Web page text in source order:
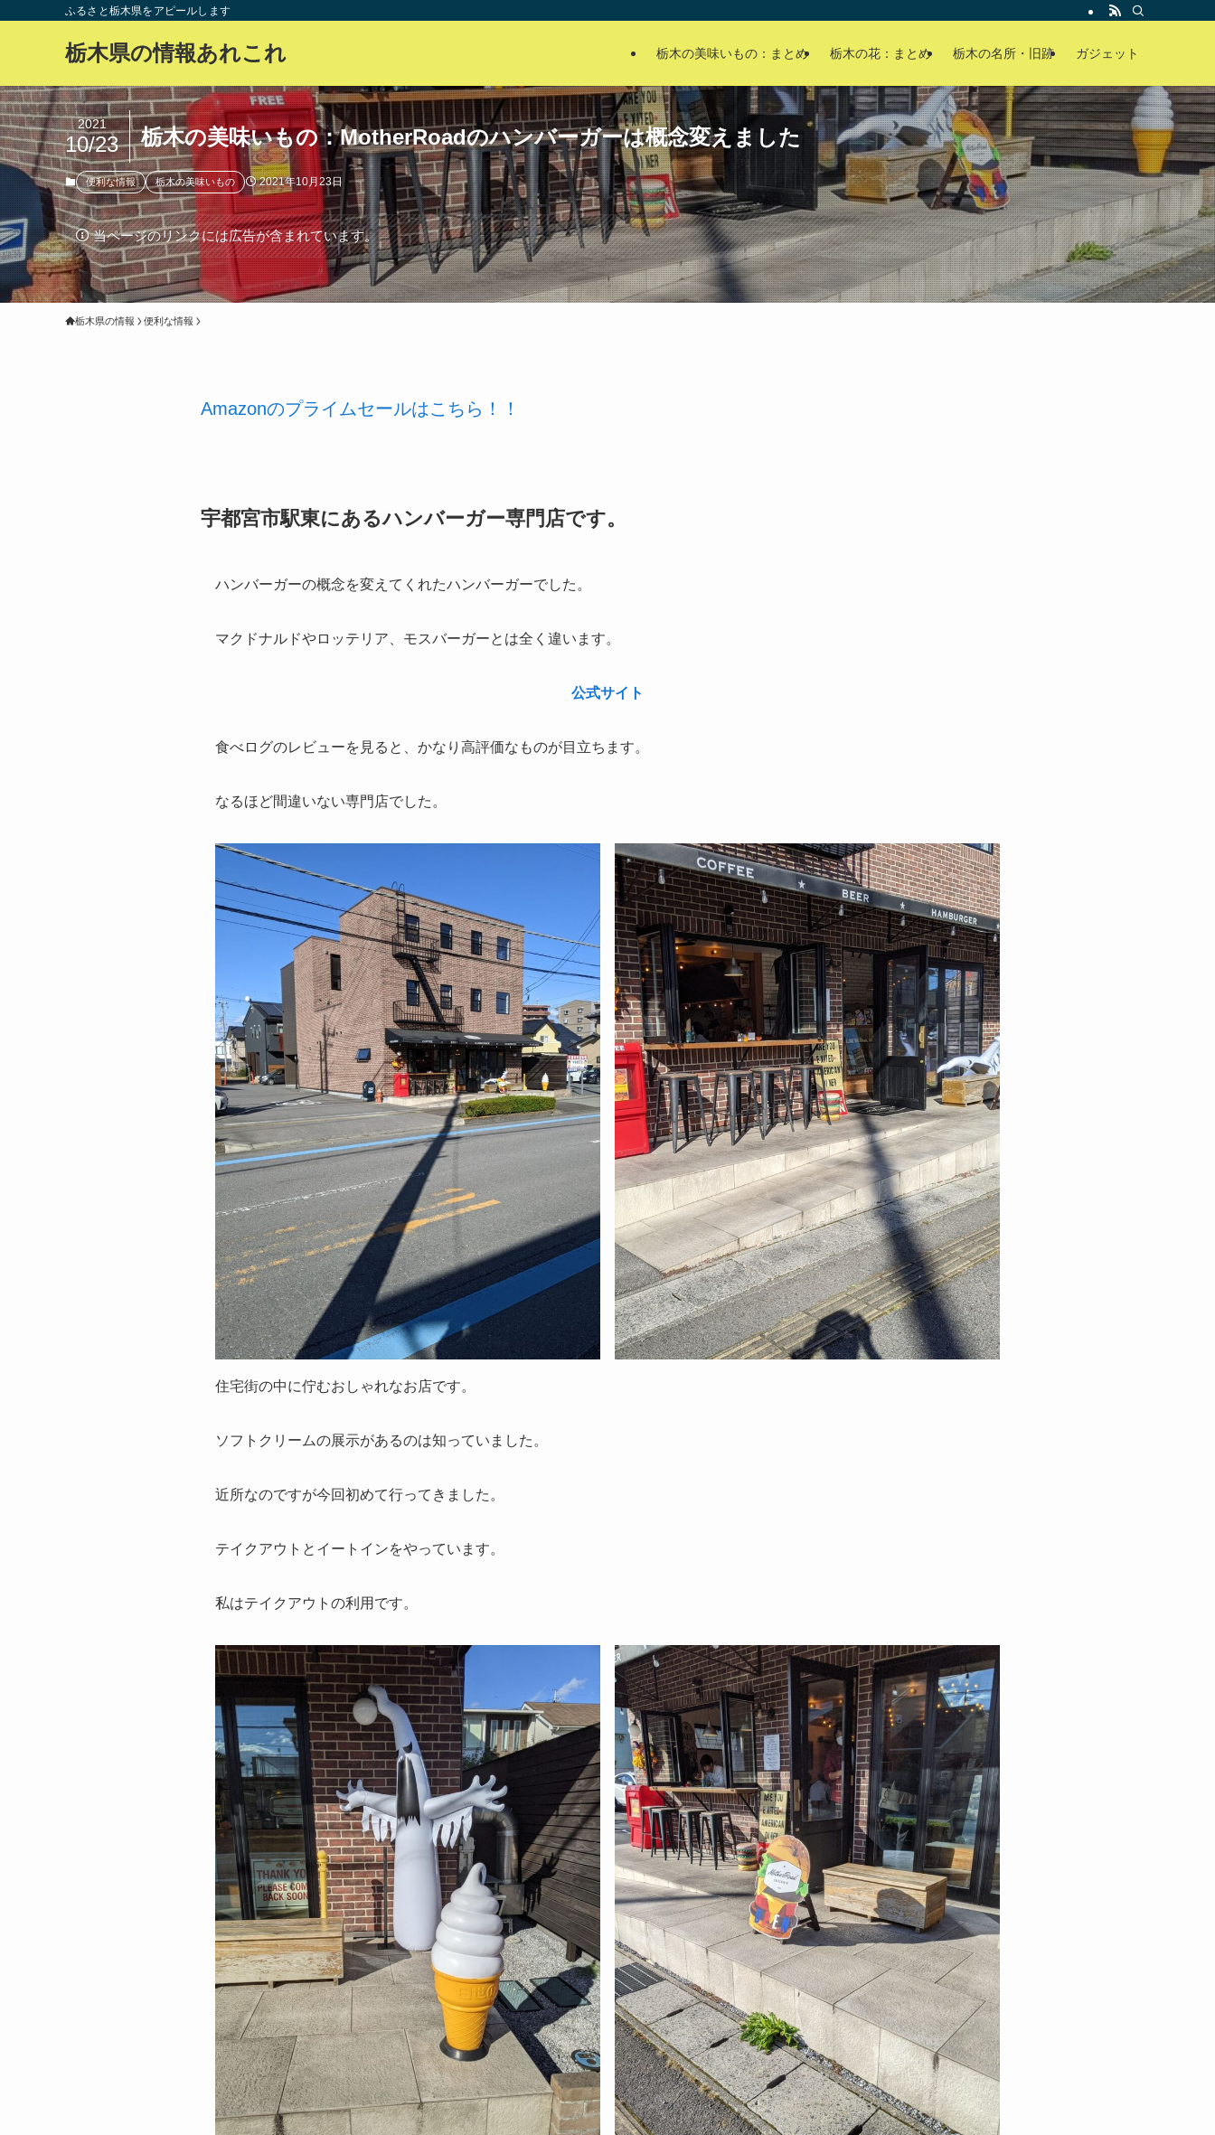
ふるさと栃木県をアピールします
栃木県の情報あれこれ 栃木の美味いもの：まとめ 栃木の花：まとめ 栃木の名所・旧跡 ガジェット
栃木の美味いもの：MotherRoadのハンバーガーは概念変えました
2021
10/23
便利な情報 栃木の美味いもの 2021年10月23日
当ページのリンクには広告が含まれています。
栃木県の情報 便利な情報
Amazonのプライムセールはこちら！！
宇都宮市駅東にあるハンバーガー専門店です。
ハンバーガーの概念を変えてくれたハンバーガーでした。
マクドナルドやロッテリア、モスバーガーとは全く違います。
公式サイト
食べログのレビューを見ると、かなり高評価なものが目立ちます。
なるほど間違いない専門店でした。
住宅街の中に佇むおしゃれなお店です。
ソフトクリームの展示があるのは知っていました。
近所なのですが今回初めて行ってきました。
テイクアウトとイートインをやっています。
私はテイクアウトの利用です。